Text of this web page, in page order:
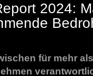
2024:
für mehr